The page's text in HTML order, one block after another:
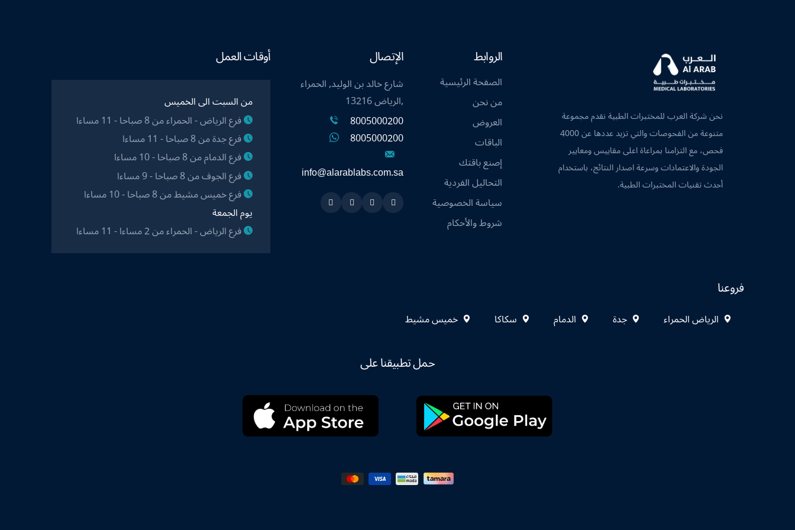
نحن شركة العرب للمختبرات الطبية نقدم مجموعة
متنوعة من الفحوصات والتي تزيد عددها عن 4000
فحص، مع التزامنا بمراعاة اعلى مقاييس ومعايير
الجودة والاعتمادات وسرعة اصدار النتائج، باستخدام
أحدث تقنيات المختبرات الطبية.
الروابط
الصفحة الرئيسية
من نحن
العروض
الباقات
إصنع باقتك
التحاليل الفردية
سياسة الخصوصية
شروط والأحكام
الإتصال
شارع خالد بن الوليد, الحمراء
,الرياض 13216
8005000200
8005000200
info@alarablabs.com.sa
Snapchat
Twitter
Linkedin
Instagram
أوقات العمل
من السبت الى الخميس
فرع الرياض - الحمراء من 8 صباحا - 11 مساءا
فرع جدة من 8 صباحا - 11 مساءا
فرع الدمام من 8 صباحا - 10 مساءا
فرع الجوف من 8 صباحا - 9 مساءا
فرع خميس مشيط من 8 صباحا - 10 مساءا
يوم الجمعة
فرع الرياض - الحمراء من 2 مساءا - 11 مساءا
فروعنا
الرياض الحمراء جدة الدمام سكاكا خميس مشيط
حمل تطبيقنا على